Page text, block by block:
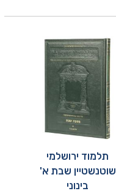
תלמוד ירושלמי
שוטנשטיין שבת א'
בינוני